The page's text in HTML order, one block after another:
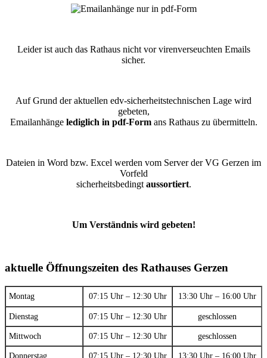
Leider ist auch das Rathaus nicht vor virenverseuchten Emails
sicher.
Auf Grund der aktuellen edv-sicherheitstechnischen Lage wird
gebeten,
Emailanhänge lediglich in pdf-Formans Rathaus zu übermitteln.
Dateien in Word bzw. Excel werden vom Server der VG Gerzen im
Vorfeld
sicherheitsbedingt aussortiert.
Um Verständnis wird gebeten!
aktuelle Öffnungszeiten des Rathauses Gerzen
Montag 07:15 Uhr – 12:30 Uhr 13:30 Uhr – 16:00 Uhr
Dienstag 07:15 Uhr – 12:30 Uhr geschlossen
Mittwoch 07:15 Uhr – 12:30 Uhr geschlossen
Donnerstag 07:15 Uhr – 12:30 Uhr 13:30 Uhr – 16:00 Uhr